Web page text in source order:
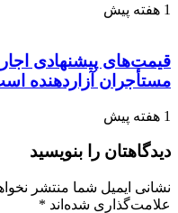
1 هفته پیش
قیمت‌های پیشنهادی
مستأجران آزاردهنده
1 هفته پیش
دیدگاهتان را بنویسید
نشانی ایمیل شما منتشر
علامت‌گذاری شده‌اند *